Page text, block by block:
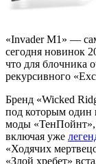
«Invader M1» —
сегодня новинок
что для блочника
рекурсивного
Бренд «Wicked
под которым один
моды «ТенПойнт»,
включая уже
«Ходячих
«Злой хребет»